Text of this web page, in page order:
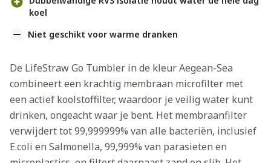
koel
Niet geschikt voor warme dranken
De LifeStraw Go Tumbler in de kleur Aegean-Sea
combineert een krachtig membraan microfilter met
een actief koolstoffilter, waardoor je veilig water kunt
drinken, ongeacht waar je bent. Het membraanfilter
verwijdert tot 99,999999% van alle bacteriën, inclusief
E.coli en Salmonella, 99,999% van parasieten en